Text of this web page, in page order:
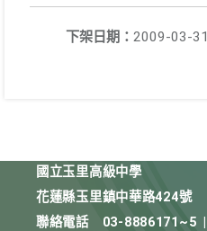
下架日期： 2009-03-31
國立玉里高級中學
花蓮縣玉里鎮中華路424號
聯絡電話
03-8886171~5